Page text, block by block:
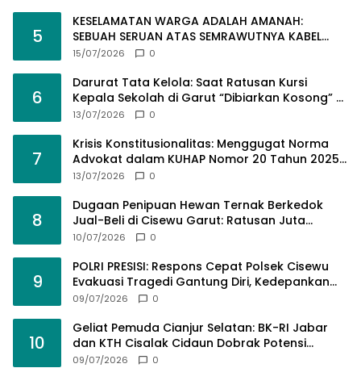
5
KESELAMATAN WARGA ADALAH AMANAH:
SEBUAH SERUAN ATAS SEMRAWUTNYA KABEL
UTILITAS
15/07/2026 0
6
Darurat Tata Kelola: Saat Ratusan Kursi
Kepala Sekolah di Garut “Dibiarkan Kosong” di
Tengah Tumpukan Guru Kompeten
13/07/2026 0
7
Krisis Konstitusionalitas: Menggugat Norma
Advokat dalam KUHAP Nomor 20 Tahun 2025
demi Keadilan yang Bermartabat
13/07/2026 0
8
Dugaan Penipuan Hewan Ternak Berkedok
Jual-Beli di Cisewu Garut: Ratusan Juta
Rupiah Raib, BK-RI Desak Polda Jabar Turun
10/07/2026 0
9
POLRI PRESISI: Respons Cepat Polsek Cisewu
Evakuasi Tragedi Gantung Diri, Kedepankan
Pendekatan Spiritual dan Hukum Demi Jaga
09/07/2026 0
10
Geliat Pemuda Cianjur Selatan: BK-RI Jabar
dan KTH Cisalak Cidaun Dobrak Potensi
Wisata Berbasis Regulasi
09/07/2026 0